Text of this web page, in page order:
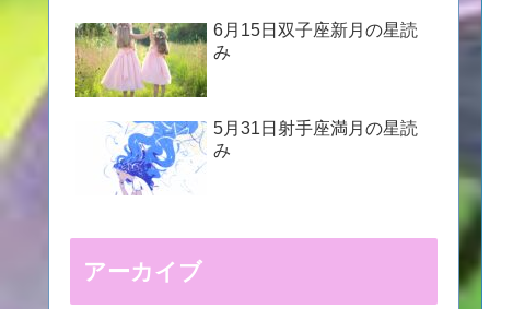
6月15日双子座新月の星読
み
5月31日射手座満月の星読
み
アーカイブ